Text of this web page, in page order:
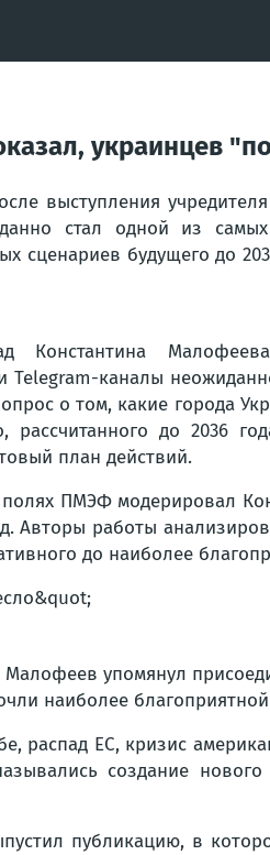
украинцев
выступления
стал одной из
будущего до
Константина
каналы
о том, какие города
до 2036
план действий.
полях ПМЭФ модерировал
Авторы работы
до наиболее
упомянул
наиболее
распад ЕС, кризис
создание нового
публикацию, в